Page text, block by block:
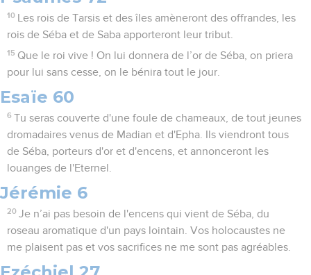
10
Les rois de Tarsis et des îles amèneront des offrandes, les
rois de Séba et de Saba apporteront leur tribut.
15 Que le roi vive ! On lui donnera de l’or de Séba, on priera
pour lui sans cesse, on le bénira tout le jour.
Esaïe 60
6 Tu seras couverte d'une foule de chameaux, de tout jeunes
dromadaires venus de Madian et d'Epha. Ils viendront tous
de Séba, porteurs d'or et d'encens, et annonceront les
louanges de l'Eternel.
Jérémie 6
20 Je n’ai pas besoin de l'encens qui vient de Séba, du
roseau aromatique d'un pays lointain. Vos holocaustes ne
me plaisent pas et vos sacrifices ne me sont pas agréables.